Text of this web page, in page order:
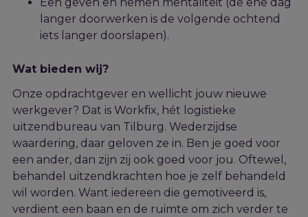
langer doorwerken is de volgende ochtend
iets langer doorslapen).
Wat bieden wij?
Onze opdrachtgever en wellicht jouw nieuwe
werkgever? Dat is Workfix, hét logistieke
uitzendbureau van Tilburg. Wederzijdse
waardering, daar geloven ze in. Ben je goed voor
een ander, dan zijn zij ook goed voor jou. Oftewel,
behandel uitzendkrachten hoe je zelf behandeld
wil worden. Want iedereen die gemotiveerd is,
verdient een baan en de ruimte om zich verder te